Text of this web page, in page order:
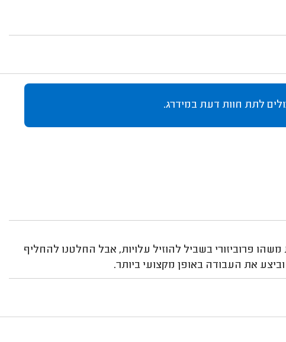
לתת חוות דעת במידרג.
פרוביזורי בשביל להוזיל עלויות, אבל החלטנו להחליף
את העבודה באופן מקצועי ביותר.